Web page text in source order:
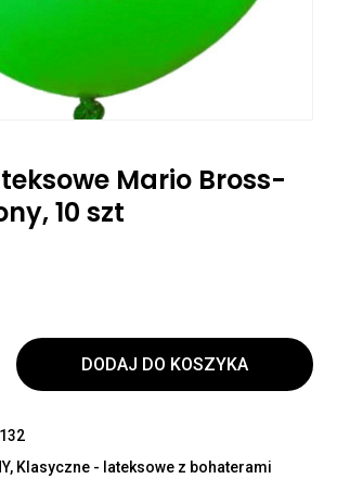
Mario Bross-
10 szt
DODAJ DO KOSZYKA
, Klasyczne - lateksowe z bohaterami